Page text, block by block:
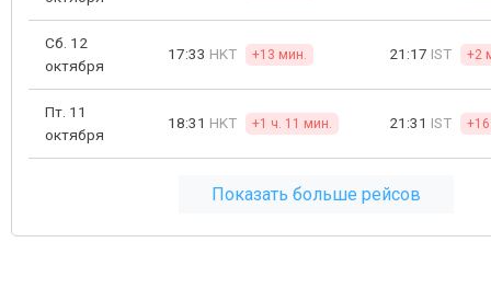
Сб. 12
октября
17:33 HKT +13 мин. 21:17 IST +2
Пт. 11
октября
18:31 HKT +1 ч. 11 мин. 21:31 IST
Показать больше рейсов